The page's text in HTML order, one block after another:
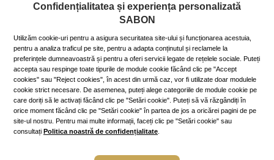
Mai mult »
Confidențialitatea și experiența personalizată
SABON
Utilizăm cookie-uri pentru a asigura securitatea site-ului și funcționarea acestuia,
pentru a analiza traficul pe site, pentru a adapta conținutul și reclamele la
preferințele dumneavoastră și pentru a oferi servicii legate de rețelele sociale. Puteți
accepta sau respinge toate tipurile de module cookie făcând clic pe "Accept
cookies" sau "Reject cookies", în acest din urmă caz, vor fi utilizate doar modulele
cookie strict necesare. De asemenea, puteți alege categoriile de module cookie pe
care doriți să le activați făcând clic pe "Setări cookie". Puteți să vă răzgândiți în
orice moment făcând clic pe "Setări cookie" în partea de jos a oricărei pagini de pe
site-ul nostru. Pentru mai multe informații, faceți clic pe "Setări cookie" sau
consultați Politica noastră de confidențialitate